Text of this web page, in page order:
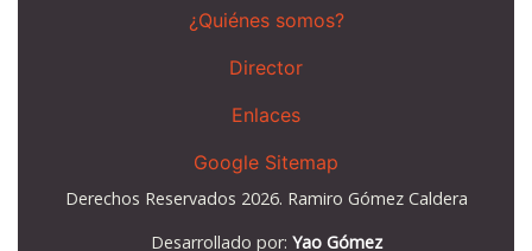
¿Quiénes somos?
Director
Enlaces
Google Sitemap
Derechos Reservados 2026. Ramiro Gómez Caldera
Desarrollado por: Yao Gómez